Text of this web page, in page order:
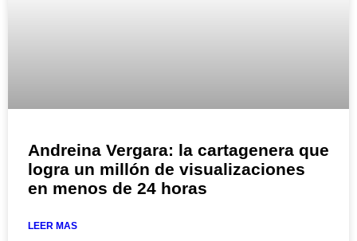
Andreina Vergara: la cartagenera que
logra un millón de visualizaciones
en menos de 24 horas
LEER MAS